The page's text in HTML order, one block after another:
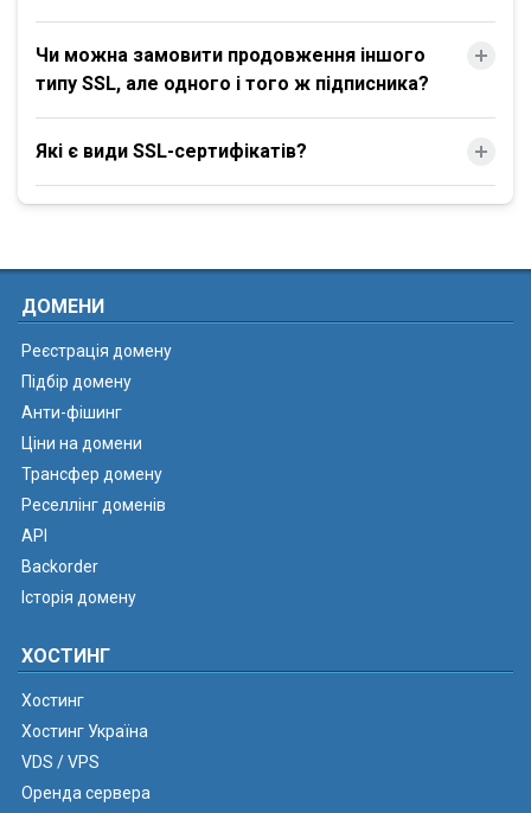
Чи можна замовити продовження іншого
типу SSL, але одного і того ж підписника?
Які є види SSL-сертифікатів?
ДОМЕНИ
Реєстрація домену
Підбір домену
Анти-фішинг
Ціни на домени
Трансфер домену
Реселлінг доменів
API
Backorder
Історія домену
ХОСТИНГ
Хостинг
Хостинг Україна
VDS / VPS
Оренда сервера